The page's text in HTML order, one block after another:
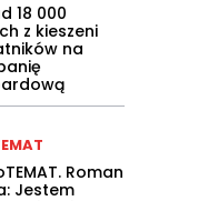
18 000
z kieszeni
na
Roman
Jestem